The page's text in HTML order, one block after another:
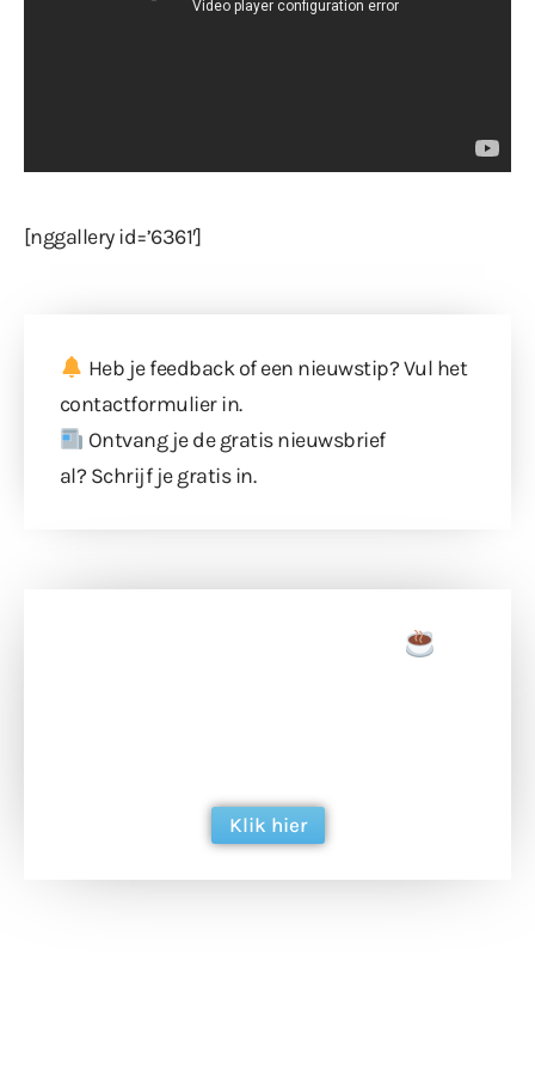
[nggallery id=’6361′]
Heb je feedback of een nieuwstip? Vul het
contactformulierin.
Ontvang je de gratis nieuwsbrief
al? Schrijf je gratis in.
Klik hier